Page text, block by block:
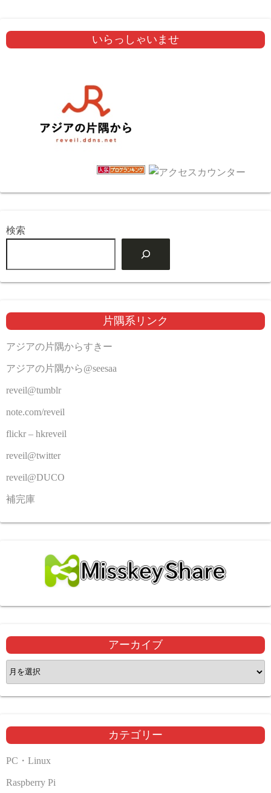
いらっしゃいませ
検索
片隅系リンク
アジアの片隅からすきー
アジアの片隅から@seesaa
reveil@tumblr
note.com/reveil
flickr – hkreveil
reveil@twitter
reveil@DUCO
補完庫
アーカイブ
ア
ー
カ
ブ
カテゴリー
PC・Linux
Raspberry Pi